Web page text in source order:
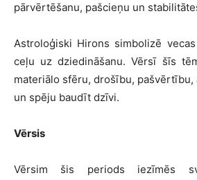
pārvērtēšanu, pašcieņu un
Astroloģiski Hirons simbolizē
ceļu uz dziedināšanu. Vērsī šīs
materiālo sfēru, drošību, pašvērtību,
un spēju baudīt dzīvi.
Vērsis
Vērsim šis periods iezīmēs